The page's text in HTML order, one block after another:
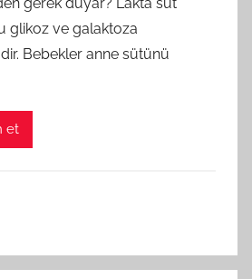
glikoz ve galaktoza
Bebekler anne sütünü
et